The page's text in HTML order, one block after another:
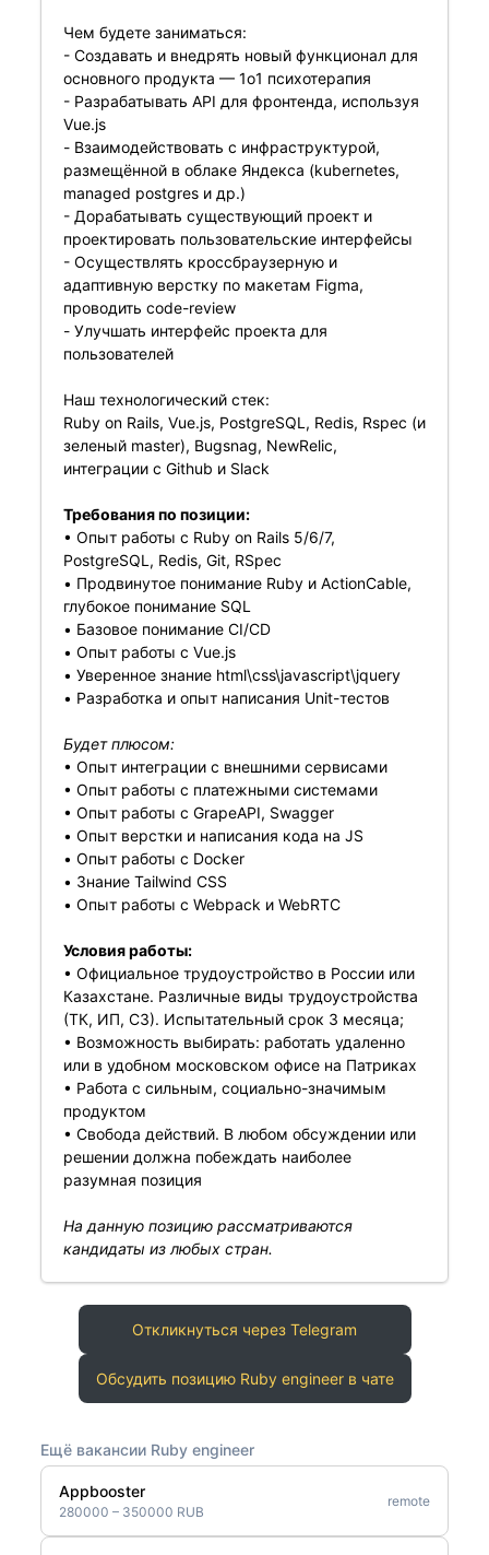
Чем будете заниматься:
- Создавать и внедрять новый функционал для
основного продукта — 1o1 психотерапия
- Разрабатывать API для фронтенда, используя
Vue.js
- Взаимодействовать с инфраструктурой,
размещённой в облаке Яндекса (kubernetes,
managed postgres и др.)
- Дорабатывать существующий проект и
проектировать пользовательские интерфейсы
- Осуществлять кроссбраузерную и
адаптивную верстку по макетам Figma,
проводить code-review
- Улучшать интерфейс проекта для
пользователей
Наш технологический стек:
Ruby on Rails, Vue.js, PostgreSQL, Redis, Rspec (и
зеленый master), Bugsnag, NewRelic,
интеграции с Github и Slack
Требования по позиции:
• Опыт работы с Ruby on Rails 5/6/7,
PostgreSQL, Redis, Git, RSpec
• Продвинутое понимание Ruby и ActionCable,
глубокое понимание SQL
• Базовое понимание CI/CD
• Опыт работы с Vue.js
• Уверенное знание html\css\javascript\jquery
• Разработка и опыт написания Unit-тестов
Будет плюсом:
• Опыт интеграции с внешними сервисами
• Опыт работы с платежными системами
• Опыт работы с GrapeAPI, Swagger
• Опыт верстки и написания кода на JS
• Опыт работы с Docker
• Знание Tailwind CSS
• Опыт работы с Webpack и WebRTC
Условия работы:
• Официальное трудоустройство в России или
Казахстане. Различные виды трудоустройства
(ТК, ИП, СЗ). Испытательный срок 3 месяца;
• Возможность выбирать: работать удаленно
или в удобном московском офисе на Патриках
• Работа с сильным, социально-значимым
продуктом
• Свобода действий. В любом обсуждении или
решении должна побеждать наиболее
разумная позиция
На данную позицию рассматриваются
кандидаты из любых стран.
Откликнуться через Telegram
Обсудить позицию Ruby engineer в чате
Ещё вакансии Ruby engineer
Appbooster
280000 – 350000 RUB
remote